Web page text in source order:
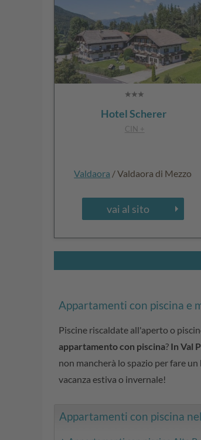
Hotel Scherer
CIN +
Valdaora / Valdaora di Mezzo
vai al sito
Appartamenti con piscina e
Piscine riscaldate all'aperto o
appartamento con piscina? In Val
non mancherà lo spazio per fare
vacanza estiva o invernale!
Appartamenti con piscina